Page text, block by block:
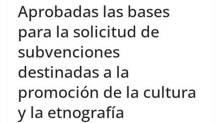
Aprobadas las bases
para la solicitud de
subvenciones
destinadas a la
promoción de la cultura
y la etnografía